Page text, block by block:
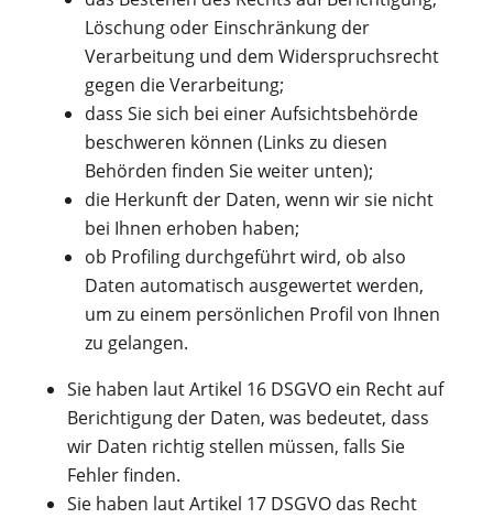
Löschung oder Einschränkung der
Verarbeitung und dem Widerspruchsrecht
gegen die Verarbeitung;
dass Sie sich bei einer Aufsichtsbehörde
beschweren können (Links zu diesen
Behörden finden Sie weiter unten);
die Herkunft der Daten, wenn wir sie nicht
bei Ihnen erhoben haben;
ob Profiling durchgeführt wird, ob also
Daten automatisch ausgewertet werden,
um zu einem persönlichen Profil von Ihnen
zu gelangen.
Sie haben laut Artikel 16 DSGVO ein Recht auf
Berichtigung der Daten, was bedeutet, dass
wir Daten richtig stellen müssen, falls Sie
Fehler finden.
Sie haben laut Artikel 17 DSGVO das Recht